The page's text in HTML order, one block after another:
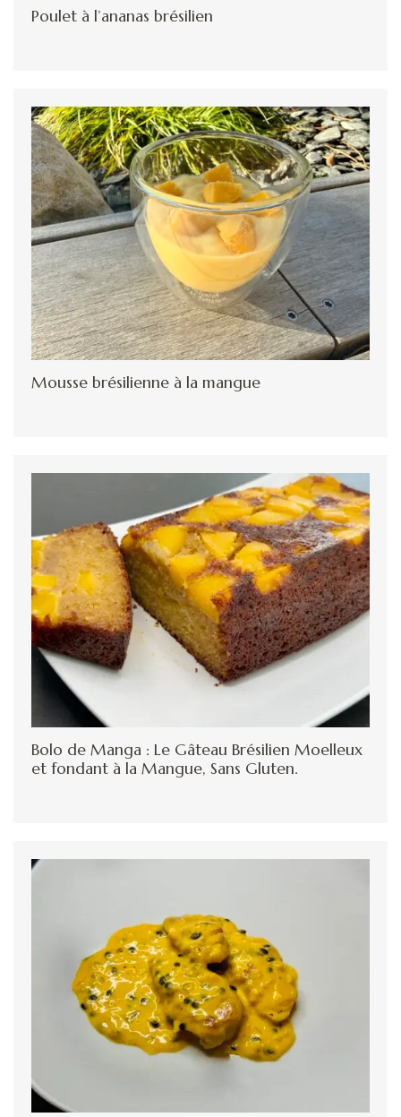
Poulet à l’ananas brésilien
Mousse brésilienne à la mangue
Bolo de Manga : Le Gâteau Brésilien Moelleux
et fondant à la Mangue, Sans Gluten.